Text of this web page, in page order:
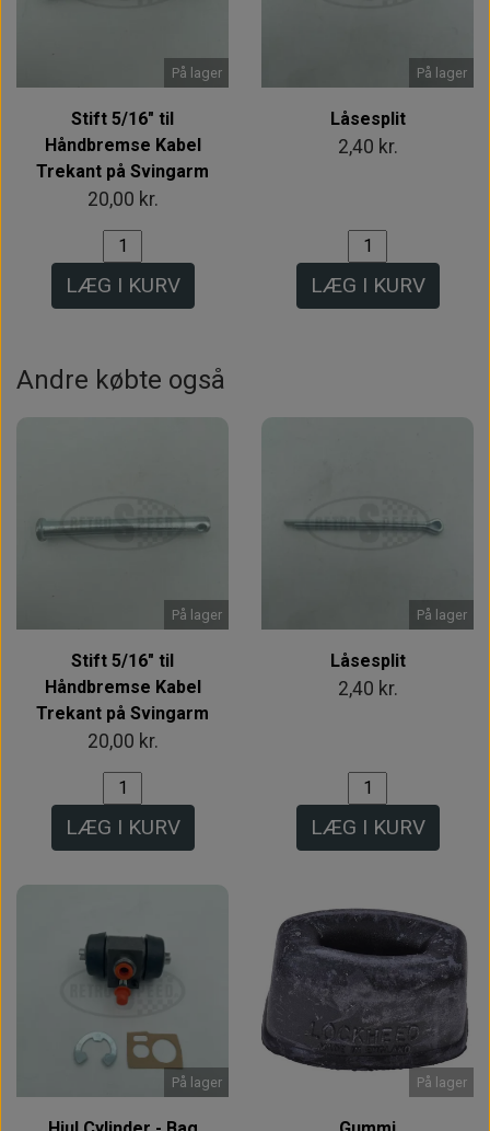
På lager
Stift 5/16" til
Håndbremse Kabel
Trekant på Svingarm
20,00 kr.
LÆG I KURV
På lager
Låsesplit
2,40 kr.
LÆG I KURV
Andre købte også
På lager
Stift 5/16" til
Håndbremse Kabel
Trekant på Svingarm
20,00 kr.
LÆG I KURV
På lager
Låsesplit
2,40 kr.
LÆG I KURV
På lager På lager